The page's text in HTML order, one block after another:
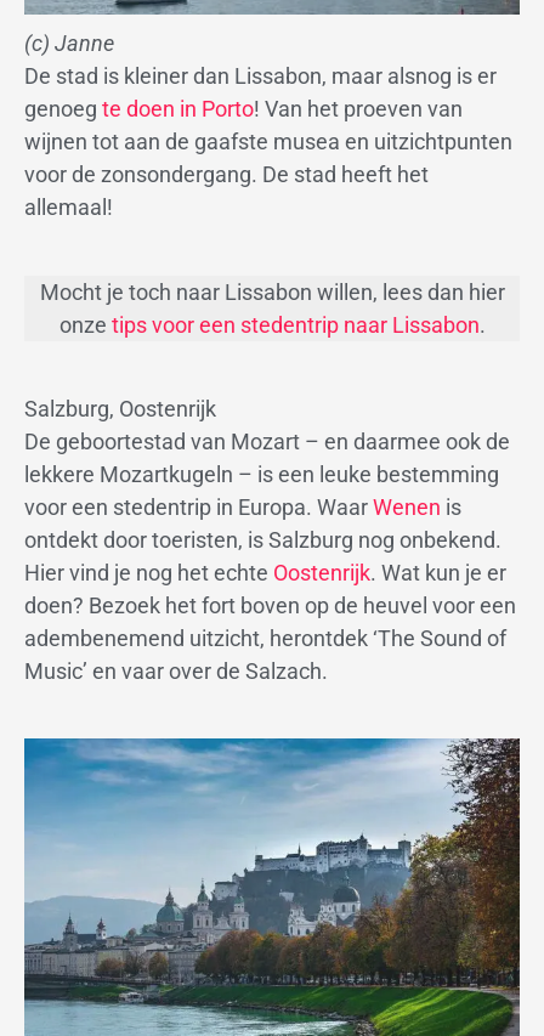
(c) Janne
De stad is kleiner dan Lissabon, maar alsnog is er
genoeg te doen in Porto! Van het proeven van
wijnen tot aan de gaafste musea en uitzichtpunten
voor de zonsondergang. De stad heeft het
allemaal!
Mocht je toch naar Lissabon willen, lees dan hier
onze tips voor een stedentrip naar Lissabon.
Salzburg, Oostenrijk
De geboortestad van Mozart – en daarmee ook de
lekkere Mozartkugeln – is een leuke bestemming
voor een stedentrip in Europa. WaarWenen is
ontdekt door toeristen, is Salzburg nog onbekend.
Hier vind je nog het echte Oostenrijk. Wat kun je er
doen? Bezoek het fort boven op de heuvel voor een
adembenemend uitzicht, herontdek ‘The Sound of
Music’ en vaar over de Salzach.